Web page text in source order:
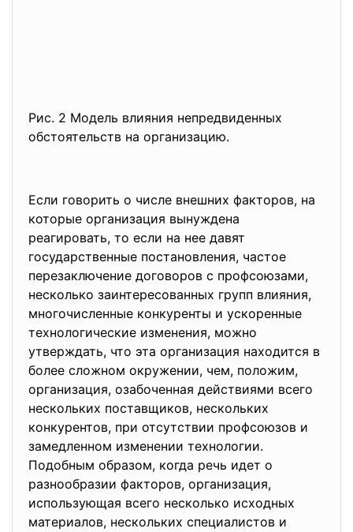
Рис. 2 Модель влияния непредвиденных
обстоятельств на организацию.
Если говорить о числе внешних факторов, на
которые организация вынуждена
реагировать, то если на нее давят
государственные постановления, частое
перезаключение договоров с профсоюзами,
несколько заинтересованных групп влияния,
многочисленные конкуренты и ускоренные
технологические изменения, можно
утверждать, что эта организация находится в
более сложном окружении, чем, положим,
организация, озабоченная действиями всего
нескольких поставщиков, нескольких
конкурентов, при отсутствии профсоюзов и
замедленном изменении технологии.
Подобным образом, когда речь идет о
разнообразии факторов, организация,
использующая всего несколько исходных
материалов, нескольких специалистов и